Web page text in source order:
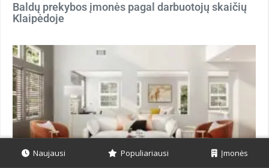
Baldų prekybos įmonės pagal darbuotojų skaičių
Klaipėdoje
Naujausi Populiariausi Įmonės